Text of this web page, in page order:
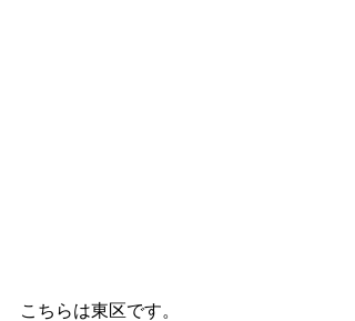
こちらは東区です。